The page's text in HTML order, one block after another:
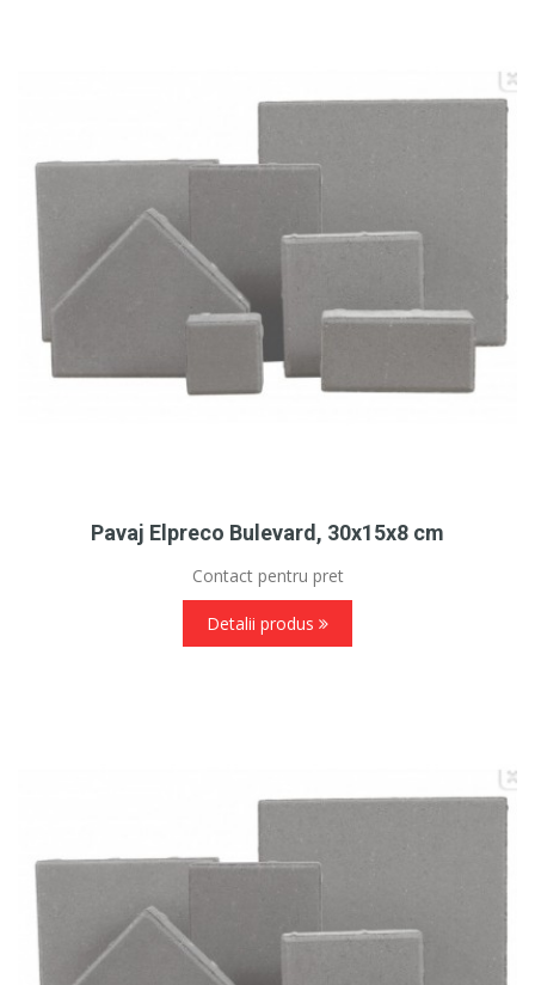
Pavaj Elpreco Bulevard, 30x15x8 cm
Contact pentru pret
Detalii produs